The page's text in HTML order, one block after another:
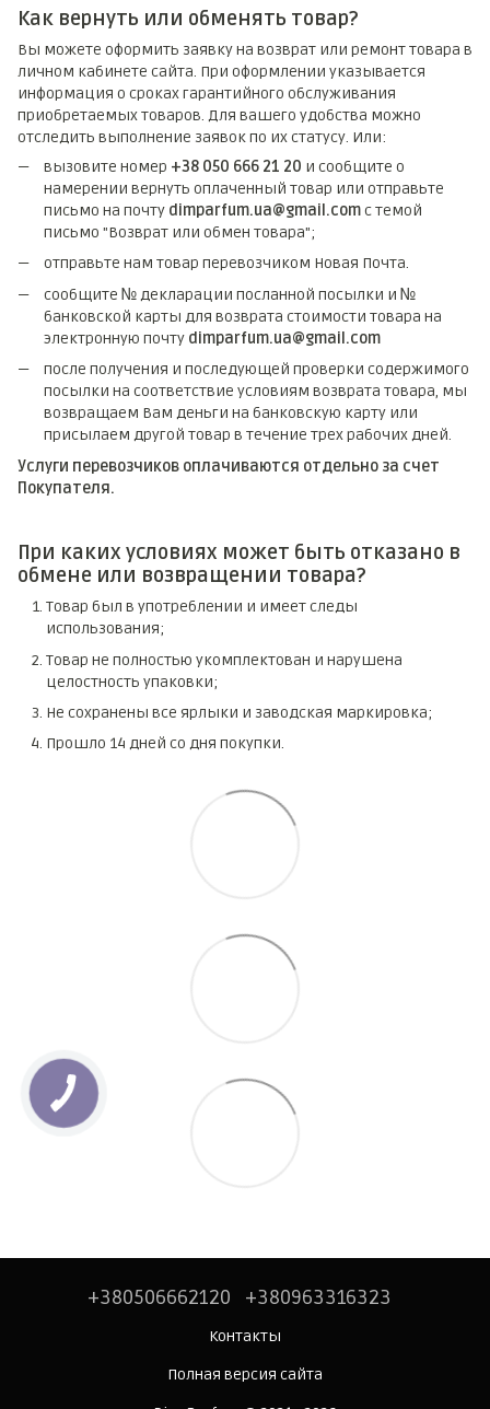
Как вернуть или обменять товар?
Вы можете оформить заявку на возврат или ремонт товара в
личном кабинете сайта. При оформлении указывается
информация о сроках гарантийного обслуживания
приобретаемых товаров. Для вашего удобства можно
отследить выполнение заявок по их статусу. Или:
вызовите номер +38 050 666 21 20 и сообщите о
намерении вернуть оплаченный товар или отправьте
письмо на почту dimparfum.ua@gmail.comс темой
письмо "Возврат или обмен товара";
отправьте нам товар перевозчиком Новая Почта.
сообщите № декларации посланной посылки и №
банковской карты для возврата стоимости товара на
электронную почту dimparfum.ua@gmail.com
после получения и последующей проверки содержимого
посылки на соответствие условиям возврата товара, мы
возвращаем Вам деньги на банковскую карту или
присылаем другой товар в течение трех рабочих дней.
Услуги перевозчиков оплачиваются отдельно за счет
Покупателя.
При каких условиях может быть отказано в
обмене или возвращении товара?
Товар был в употреблении и имеет следы
использования;
Товар не полностью укомплектован и нарушена
целостность упаковки;
Не сохранены все ярлыки и заводская маркировка;
Прошло 14 дней со дня покупки.
+380506662120 +380963316323
Контакты
Полная версия сайта